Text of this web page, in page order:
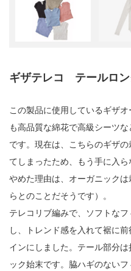
ギザテレコ テールロン
この製品に使用しているギザ
も高品質な綿花で高級シーツ
です。現在は、こちらのギザ
てしまったため、もう手に入
やめた理由は、オーガニック
らとのことだそうです）。
テレコリブ編みで、ソフトな
し、トレンド感を入れて裾に
インにしました。テール部分
ック始末です。脇ハギのない